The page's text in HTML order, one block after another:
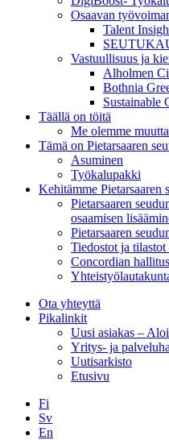
Osaavan
Talent
Vastuullisuus ja
Alholmen
Bothnia
Sustainable
Täällä on töitä
Me olemme
Tämä on Pietarsaaren
Asuminen
Työkalupakki
Kehitämme Pietarsaaren
Pietarsaaren
osaamisen
Pietarsaaren
Tiedostot ja
Concordian hallitus
Ota yhteyttä
Pikalinkit
Uusi asiakas –
Yritys- ja
Uutisarkisto
Etusivu
Fi
Sv
En